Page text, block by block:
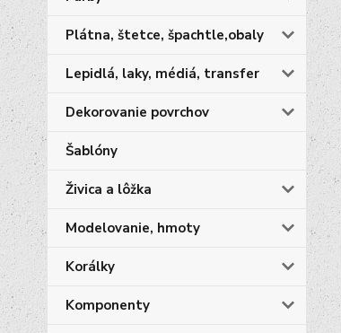
Plátna, štetce, špachtle,obaly
Lepidlá, laky, médiá, transfer
Dekorovanie povrchov
Šablóny
Živica a lôžka
Modelovanie, hmoty
Korálky
Komponenty